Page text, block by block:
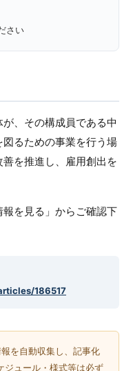
さい
が、その構成員である中
るための事業を行う場
を推進し、雇用創出を
を見る」からご確認下
186517
を自動収集し、記事化
ジュール・様式等は必ず